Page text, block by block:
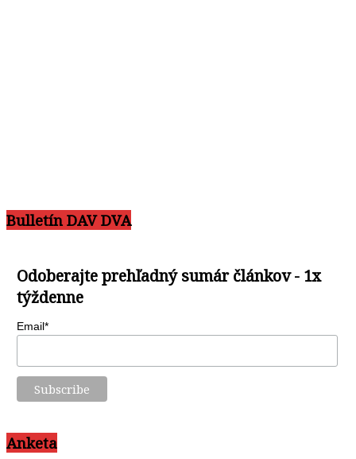
Bulletín DAV DVA
Odoberajte prehľadný sumár článkov - 1x
týždenne
Email*
Anketa